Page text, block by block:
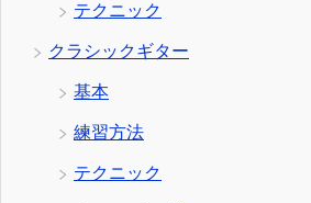
テクニック
クラシックギター
基本
練習方法
テクニック